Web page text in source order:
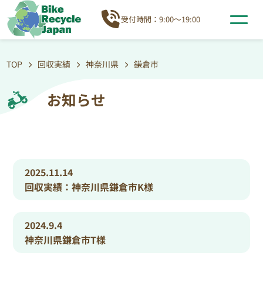
受付時間：9:00～19:00
TOP 回収実績 神奈川県 鎌倉市
お知らせ
2025.11.14
回収実績：神奈川県鎌倉市K様
2024.9.4
神奈川県鎌倉市T様